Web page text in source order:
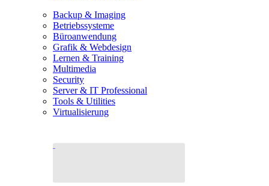
Backup & Imaging
Betriebssysteme
Büroanwendung
Grafik & Webdesign
Lernen & Training
Multimedia
Security
Server & IT Professional
Tools & Utilities
Virtualisierung